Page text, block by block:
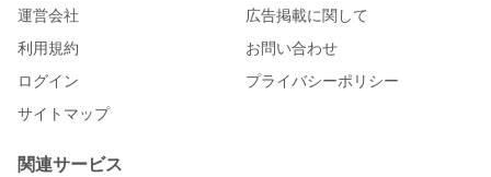
運営会社
広告掲載に関して
利用規約
お問い合わせ
ログイン
プライバシーポリシー
サイトマップ
関連サービス